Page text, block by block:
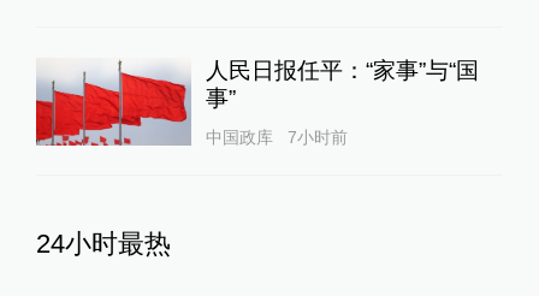
人民日报任平：“家事”与“国
事”
中国政库 7小时前
24小时最热